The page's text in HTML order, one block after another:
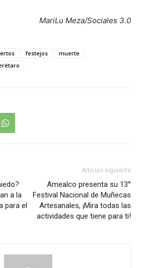
MariLu Meza/Sociales 3.0
festejos
muerte
a la
para el
Artículo siguiente
Amealco presenta su 13°
Festival Nacional de Muñecas
Artesanales, ¡Mira todas las
actividades que tiene para ti!